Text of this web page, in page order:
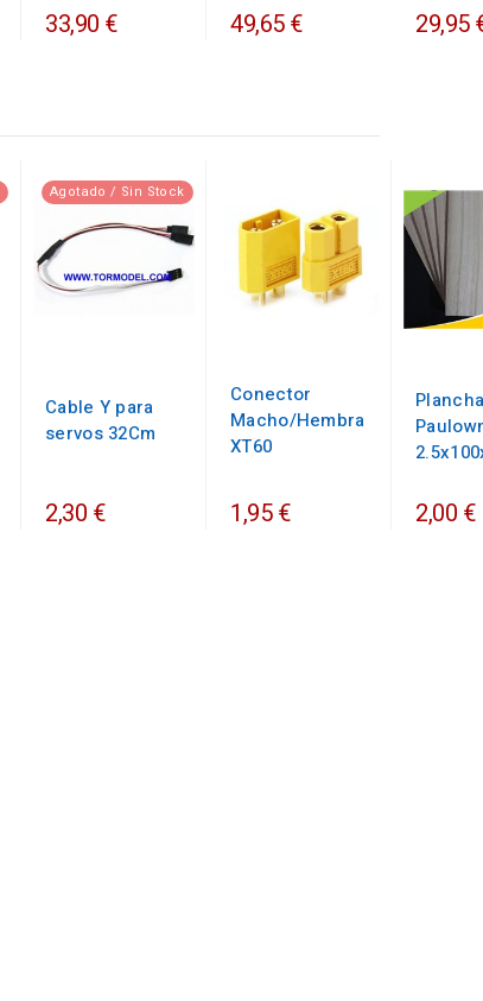
33,90 € 49,65 € 29,95
Agotado / Sin Stock
Cable Y para
servos 32Cm
2,30 €
Conector
Macho/Hembra
XT60
1,95 € 2,00 €